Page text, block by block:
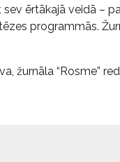
ērtākajā veidā –
programmās.
žurnāla “Rosme”